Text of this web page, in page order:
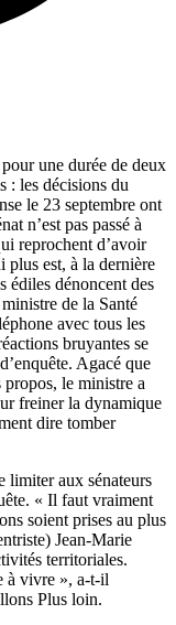
une durée de deux
: les décisions du
le 23 septembre ont
n’est pas passé à
reprochent d’avoir
plus est, à la dernière
édiles dénoncent des
de la Santé
avec tous les
bruyantes se
. Agacé que
propos, le ministre a
freiner la dynamique
dire tomber
limiter aux sénateurs
« Il faut vraiment
soient prises au plus
Jean-Marie
territoriales.
à vivre », a-t-il
Plus loin.